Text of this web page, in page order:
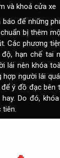
và khoá cửa xe
để những
bị thêm
Các phương
hạn chế tai
lái nên khóa
hợp người lái
ý đồ đạc bên
Do đó,
tiên.